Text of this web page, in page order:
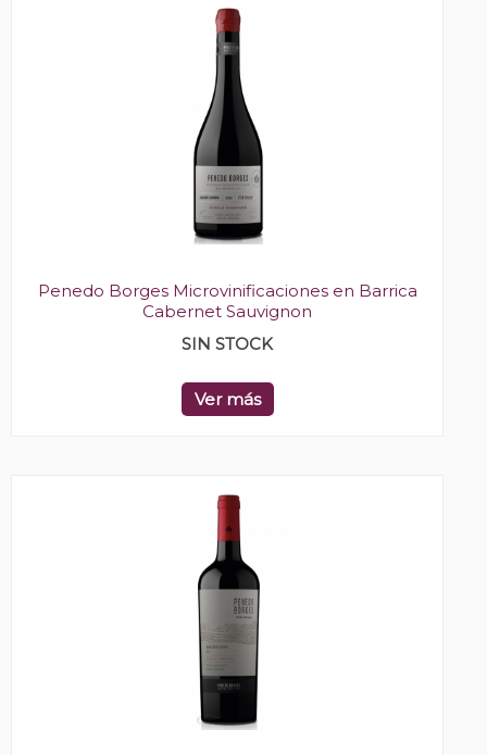
Penedo Borges Microvinificaciones en Barrica
Cabernet Sauvignon
SIN STOCK
Ver más